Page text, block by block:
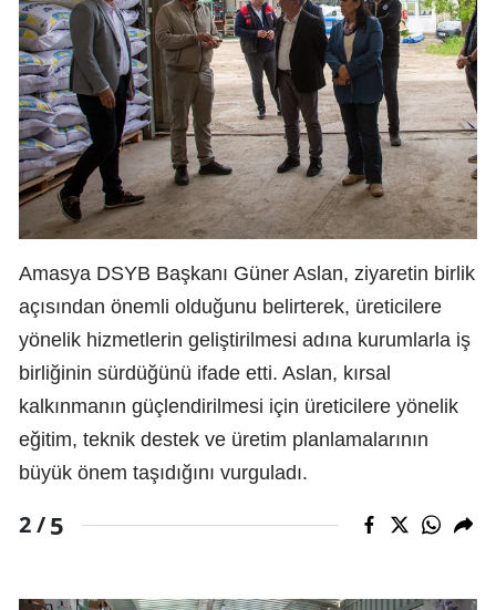
Amasya DSYB Başkanı Güner Aslan, ziyaretin birlik
açısından önemli olduğunu belirterek, üreticilere
yönelik hizmetlerin geliştirilmesi adına kurumlarla iş
birliğinin sürdüğünü ifade etti. Aslan, kırsal
kalkınmanın güçlendirilmesi için üreticilere yönelik
eğitim, teknik destek ve üretim planlamalarının
büyük önem taşıdığını vurguladı.
2 /5